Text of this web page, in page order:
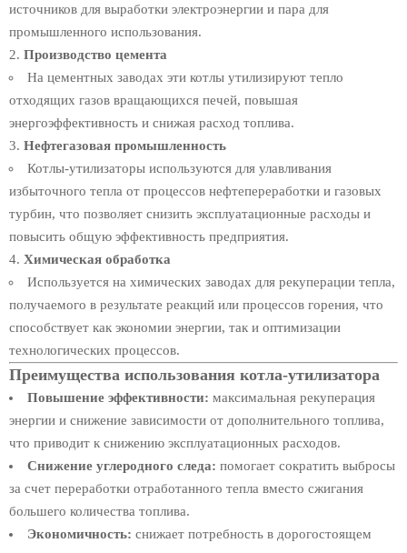
источников для выработки электроэнергии и пара для
промышленного использования.
Производство цемента
На цементных заводах эти котлы утилизируют тепло
отходящих газов вращающихся печей, повышая
энергоэффективность и снижая расход топлива.
Нефтегазовая промышленность
Котлы-утилизаторы используются для улавливания
избыточного тепла от процессов нефтепереработки и газовых
турбин, что позволяет снизить эксплуатационные расходы и
повысить общую эффективность предприятия.
Химическая обработка
Используется на химических заводах для рекуперации тепла,
получаемого в результате реакций или процессов горения, что
способствует как экономии энергии, так и оптимизации
технологических процессов.
Преимущества использования котла-утилизатора
Повышение эффективности: максимальная рекуперация
энергии и снижение зависимости от дополнительного топлива,
что приводит к снижению эксплуатационных расходов.
Снижение углеродного следа: помогает сократить выбросы
за счет переработки отработанного тепла вместо сжигания
большего количества топлива.
Экономичность: снижает потребность в дорогостоящем